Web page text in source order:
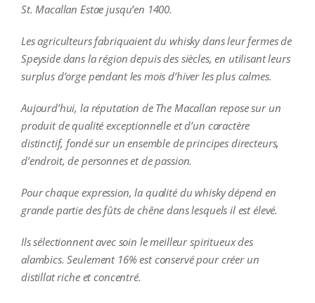
St. Macallan Estae jusqu’en 1400.
Les agriculteurs fabriquaient du whisky dans leur fermes de
Speyside dans la région depuis des siècles, en utilisant leurs
surplus d’orge pendant les mois d’hiver les plus calmes.
Aujourd’hui, la réputation de The Macallan repose sur un
produit de qualité exceptionnelle et d’un caractère
distinctif, fondé sur un ensemble de principes directeurs,
d’endroit, de personnes et de passion.
Pour chaque expression, la qualité du whisky dépend en
grande partie des fûts de chêne dans lesquels il est élevé.
Ils sélectionnent avec soin le meilleur spiritueux des
alambics. Seulement 16% est conservé pour créer un
distillat riche et concentré.